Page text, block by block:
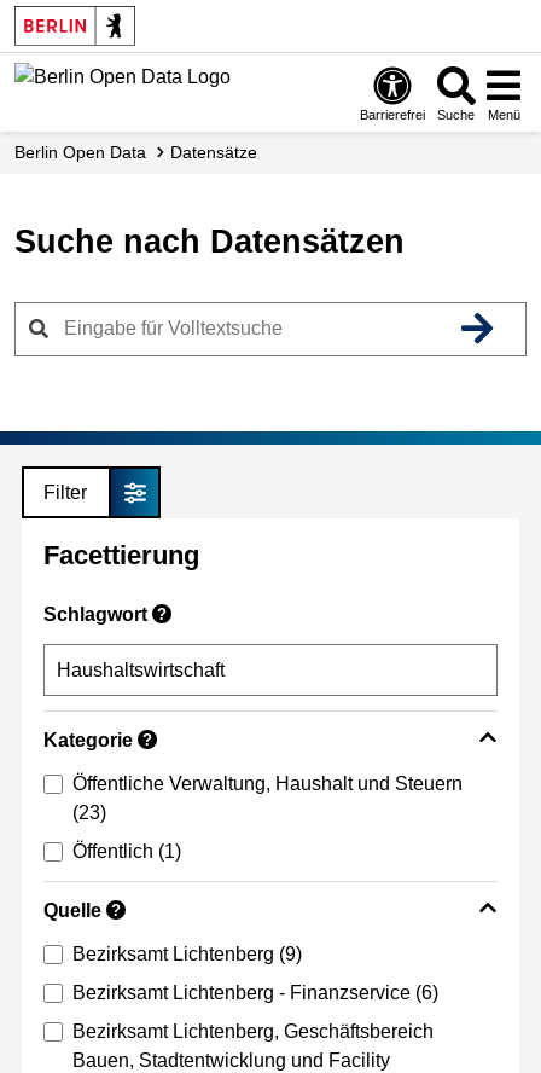
Skip
to
main
Barrierefrei Suche Menü
Berlin Open Data Datensätze
Suche nach Datensätzen
Filter
Facettierung
Schlagwort ?
Kategorie ?
Öffentliche Verwaltung, Haushalt und Steuern
(23)
Öffentlich (1)
Quelle ?
Bezirksamt Lichtenberg (9)
Bezirksamt Lichtenberg - Finanzservice (6)
Bezirksamt Lichtenberg, Geschäftsbereich
Bauen, Stadtentwicklung und Facility